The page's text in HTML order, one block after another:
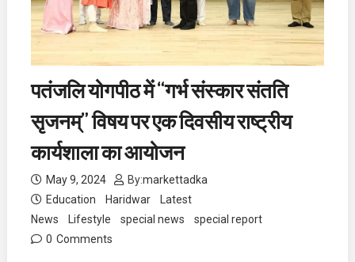
पतंजलि योगपीठ में “गर्भ संस्कार संतति
सृजनम्” विषय पर एक दिवसीय राष्ट्रीय
कार्यशाला का आयोजन
May 9, 2024 By:markettadka
Education
Haridwar
Latest
News
Lifestyle special news
special report
0 Comments